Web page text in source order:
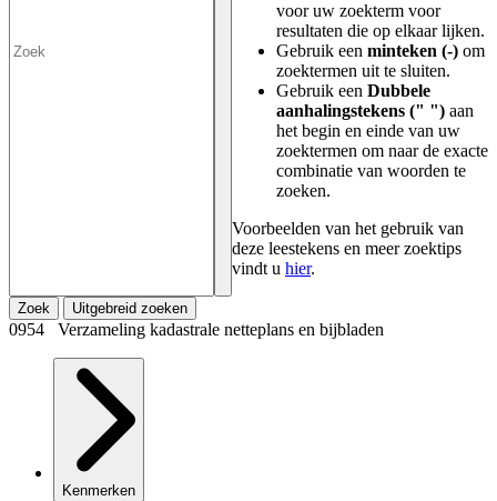
voor uw zoekterm voor
resultaten die op elkaar lijken.
Gebruik een minteken (-) om
zoektermen uit te sluiten.
Gebruik een Dubbele
aanhalingstekens (" ") aan
het begin en einde van uw
zoektermen om naar de exacte
combinatie van woorden te
zoeken.
Voorbeelden van het gebruik van
deze leestekens en meer zoektips
vindt u hier.
Zoek Uitgebreid zoeken
0954 Verzameling kadastrale netteplans en bijbladen
Kenmerken